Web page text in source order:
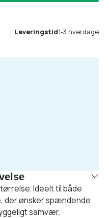
Leveringstid1-3 hverdage
Ideelt til både
der ønsker spændende
samvær.